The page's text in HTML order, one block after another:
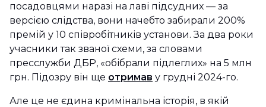
посадовцями наразі на лаві підсудних — за
версією слідства, вони начебто забирали 200%
премій у 10 співробітників установи. За два роки
учасники так званої схеми, за словами
пресслужби ДБР, «обібрали підлеглих» на 5 млн
грн. Підозру він ще отримав у грудні 2024-го.
Але це не єдина кримінальна історія, в якій